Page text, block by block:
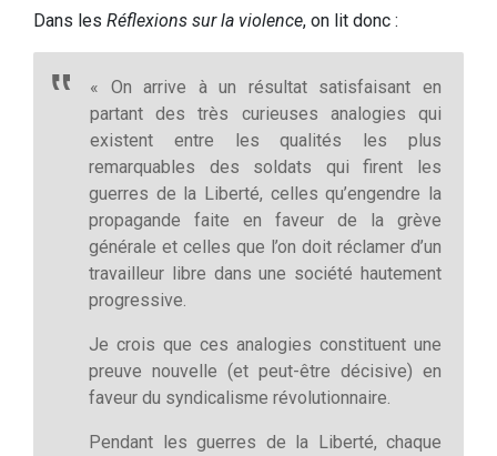
Dans les Réflexions sur la violence, on lit donc :
« On arrive à un résultat satisfaisant en
partant des très curieuses analogies qui
existent entre les qualités les plus
remarquables des soldats qui firent les
guerres de la Liberté, celles qu’engendre la
propagande faite en faveur de la grève
générale et celles que l’on doit réclamer d’un
travailleur libre dans une société hautement
progressive.
Je crois que ces analogies constituent une
preuve nouvelle (et peut-être décisive) en
faveur du syndicalisme révolutionnaire.
Pendant les guerres de la Liberté, chaque